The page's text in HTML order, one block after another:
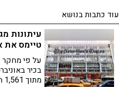
עוד כתבות בנושא
עיתונות
טיימס את
על פי מחקר
בכיר